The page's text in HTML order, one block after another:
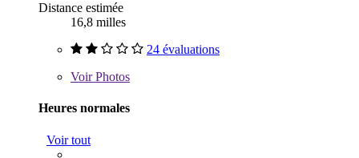
Distance estimée
16,8 milles
24 évaluations
VoirPhotos
Heures normales
Voir tout